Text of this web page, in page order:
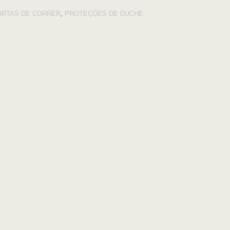
DE CORRER, PROTEÇÕES DE DUCHE